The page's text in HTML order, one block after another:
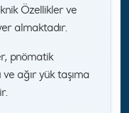
Özellikler ve
almaktadır.
pnömatik
ağır yük taşıma